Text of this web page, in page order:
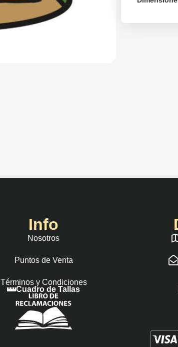
Info
Nosotros
Puntos de Venta
Términos y Condiciones
Cuadro de Tallas